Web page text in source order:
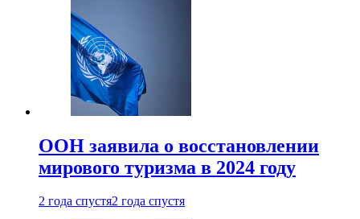
ООН заявила о восстановлении
мирового туризма в 2024 году
2 года спустя2 года спустя